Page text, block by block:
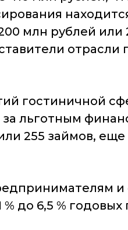
млн рублей или
отрасли
гостиничной
за льготным
255 займов, еще
и
до 6,5 %